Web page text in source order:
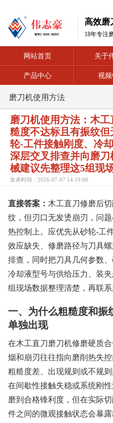
高效磨
18年专注
网站首页 关于
产品中心 视
磨刀机使用方法
磨刀机使用方法：木
糙度不达标且有振纹
轮-工件接触刚度、冷
深层交叉排查并向磨
械建议先整理这5组现
发表时间：2026-07-07 14:19:08
直接答案： 木工直刀修磨后
纹，但刃口无发烫崩刃，问
热控制上。应优先从砂轮-工
效应缺失、修磨路径与刀具
排查，同时把刀具几何参数
冷却液型号与供给压力、装
组现场数据整理清楚，再联
一、为什么粗糙度和振
单独出现
在木工直刀磨刀机修磨硬质
烟和崩刃往往指向磨削热失
粗糙度差、出现规则或不规
在间歇性接触失稳或系统刚
磨到合格锋利度，但在实际
件之间的微观接触状态会暴